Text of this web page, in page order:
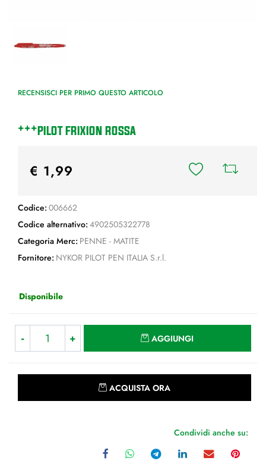
RECENSISCI PER PRIMO QUESTO ARTICOLO
***PILOT FRIXION ROSSA
€ 1,99
Codice: 006662
Codice alternativo: 4902505322778
Categoria Merc: PENNE - MATITE
Fornitore: NYKOR PILOT PEN ITALIA S.r.l.
Disponibile
AGGIUNGI
ACQUISTA ORA
Condividi anche su: